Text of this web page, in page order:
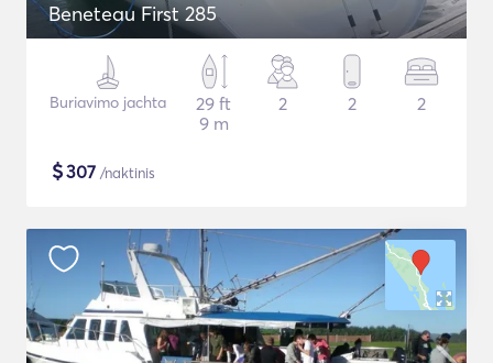
Beneteau First 285
Buriavimo jachta
29 ft
9 m
2 2 2
$307 /naktinis